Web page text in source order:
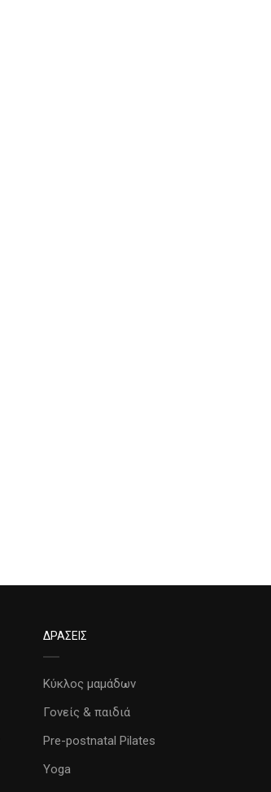
ΔΡΑΣΕΙΣ
Κύκλος μαμάδων
Γονείς & παιδιά
Pre-postnatal Pilates
Yoga